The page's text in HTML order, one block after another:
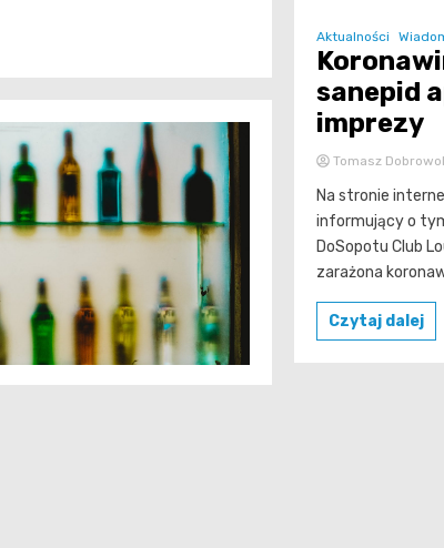
Aktualności
sanepid
imprezy
Tomasz
Na stronie
informujący o
DoSopotu Club
zarażona
Czytaj dalej